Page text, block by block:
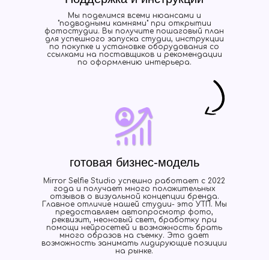
Мы поделимся всеми нюансами и
"подводными камнями" при открытии
фотостудии. Вы получите пошаговый план
для успешного запуска студии, инструкции
по покупке и установке оборудования со
ссылками на поставщиков и рекомендации
по оформлению интерьера.
Mirror Selfie Studio успешно работает с 2022
года и получает много положительных
отзывов о визуальной концепции бренда.
Главное отличие нашей студии- это УТП. Мы
предоставляем автопросмотр фото,
реквизит, неоновый свет, бработку при
помощи нейросетей и возможность брать
много образов на съемку. Это дает
возможность занимать лидирующие позиции
на рынке.
готовая бизнес-модель